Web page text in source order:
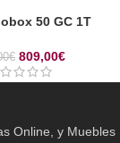
50 GC 1T
€ 809,00€
Online, y Muebles